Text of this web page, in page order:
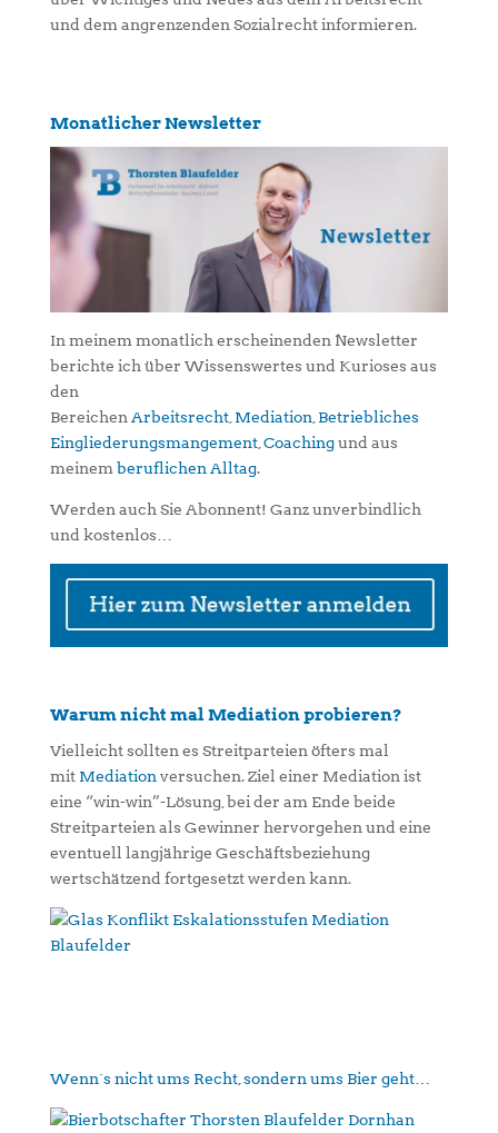
und dem angrenzenden Sozialrecht informieren.
Monatlicher Newsletter
In meinem monatlich erscheinenden Newsletter
berichte ich über Wissenswertes und Kurioses aus
den
Bereichen Arbeitsrecht, Mediation Betriebliches
Eingliederungsmangement, Coachingund aus
meinem beruflichen Alltag.
Werden auch Sie Abonnent! Ganz unverbindlich
und kostenlos…
Warum nicht mal Mediation probieren?
Vielleicht sollten es Streitparteien öfters mal
mit Mediationversuchen. Ziel einer Mediation ist
eine “win-win”-Lösung, bei der am Ende beide
Streitparteien als Gewinner hervorgehen und eine
eventuell langjährige Geschäftsbeziehung
wertschätzend fortgesetzt werden kann.
Wenn´s nicht ums Recht, sondern ums Bier geht…